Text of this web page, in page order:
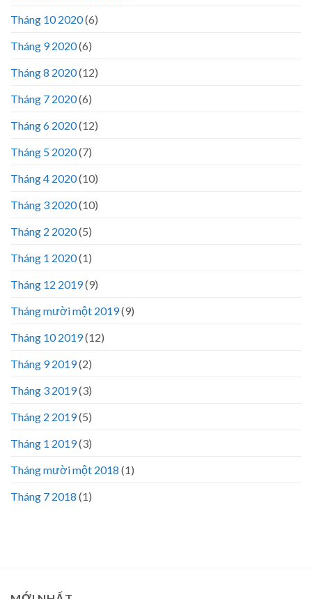
Tháng 10 2020(6)
Tháng 9 2020(6)
Tháng 8 2020(12)
Tháng 7 2020(6)
Tháng 6 2020(12)
Tháng 5 2020(7)
Tháng 4 2020(10)
Tháng 3 2020(10)
Tháng 2 2020(5)
Tháng 1 2020(1)
Tháng 12 2019(9)
Tháng mười một 2019(9)
Tháng 10 2019(12)
Tháng 9 2019(2)
Tháng 3 2019(3)
Tháng 2 2019(5)
Tháng 1 2019(3)
Tháng mười một 2018 (1)
Tháng 7 2018 (1)